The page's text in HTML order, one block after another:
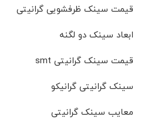
قیمت سینک ظرفشویی گرانیتی
ابعاد سینک دو لگنه
قیمت سینک گرانیتی smt
سینک گرانیتی گرانیکو
معایب سینک گرانیتی